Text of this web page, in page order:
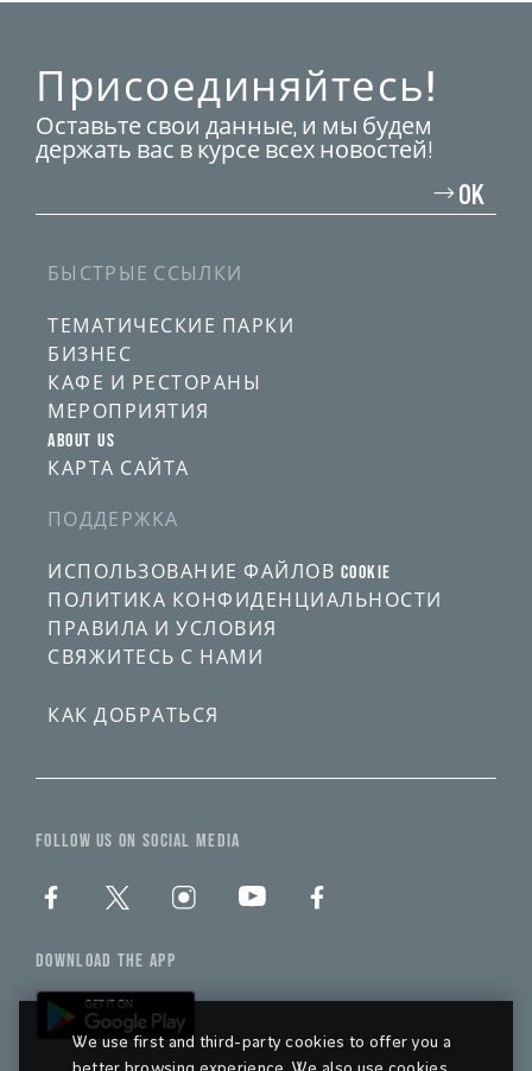
Присоединяйтесь!
Оставьте свои данные, и мы будем
держать вас в курсе всех новостей!
Введите
адрес
OK
БЫСТРЫЕ ССЫЛКИ
ТЕМАТИЧЕСКИЕ ПАРКИ
БИЗНЕС
КАФЕ И РЕСТОРАНЫ
МЕРОПРИЯТИЯ
ABOUT US
КАРТА САЙТА
ПОДДЕРЖКА
ИСПОЛЬЗОВАНИЕ ФАЙЛОВ COOKIE
ПОЛИТИКА КОНФИДЕНЦИАЛЬНОСТИ
ПРАВИЛА И УСЛОВИЯ
СВЯЖИТЕСЬ С НАМИ
КАК ДОБРАТЬСЯ
FOLLOW US ON SOCIAL MEDIA
DOWNLOAD THE APP
We use first and third-party cookies to offer you a
better browsing experience. We also use cookies